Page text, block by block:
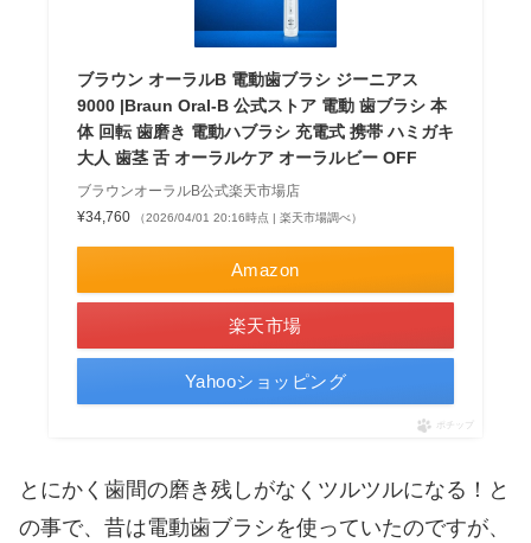
ブラウン オーラルB 電動歯ブラシ ジーニアス
9000 |Braun Oral-B 公式ストア 電動 歯ブラシ 本
体 回転 歯磨き 電動ハブラシ 充電式 携帯 ハミガキ
大人 歯茎 舌 オーラルケア オーラルビー OFF
ブラウンオーラルB公式楽天市場店
¥34,760
（2026/04/01 20:16時点 | 楽天市場調べ）
Amazon
楽天市場
Yahooショッピング
ポチップ
とにかく歯間の磨き残しがなくツルツルになる！と
の事で、昔は電動歯ブラシを使っていたのですが、